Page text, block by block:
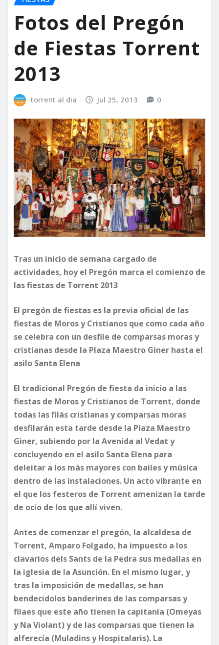
Fotos del Pregón
de Fiestas Torrent
2013
torrent al dia Jul 25, 2013 0
Tras un inicio de semana cargado de
actividades, hoy el Pregón marca el comienzo de
las fiestas de Torrent 2013
El pregón de fiestas es la previa oficial de las
fiestas de Moros y Cristianos que como cada año
se celebra con un desfile de comparsas moras y
cristianas desde la Plaza Maestro Giner hasta el
asilo Santa Elena
El tradicional Pregón de fiesta da inicio a las
fiestas de Moros y Cristianos de Torrent, donde
todas las filás cristianas y comparsas moras
desfilarán esta tarde desde la Plaza Maestro
Giner, subiendo por la Avenida al Vedat y
concluyendo en el asilo Santa Elena para
deleitar a los más mayores con bailes y música
dentro de las instalaciones. Un acto vibrante en
el que los festeros de Torrent amenizan la tarde
de ocio de los que allí viven.
​Antes de comenzar el pregón, la alcaldesa de
Torrent, Amparo Folgado, ha impuesto a los
clavarios dels Sants de la Pedra sus medallas en
la iglesia de la Asunción. En el mismo lugar, y
tras la imposición de medallas, se han
bendecidolos banderines de las comparsas y
filaes que este año tienen la capitanía (Omeyas
y Na Violant) y de las comparsas que tienen la
alferecía (Muladins y Hospitalaris). La